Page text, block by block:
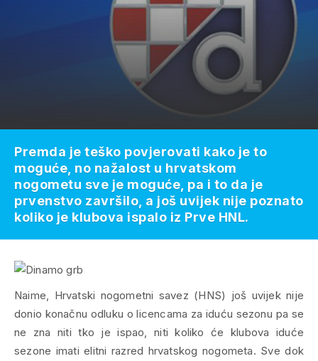
Naime, Hrvatski nogometni savez (HNS) još uvijek nije
donio konačnu odluku o licencama za iduću sezonu pa se
ne zna niti tko je ispao, niti koliko će klubova iduće
sezone imati elitni razred hrvatskog nogometa. Sve dok
Premda je teško povjerovati kako je to
moguće, no nažalost u hrvatskom
nogometu sve je moguće, pa i to da je
prvenstvo završilo, a još uvijek nije poznato
koliko je klubova ispalo iz Prve HNL.